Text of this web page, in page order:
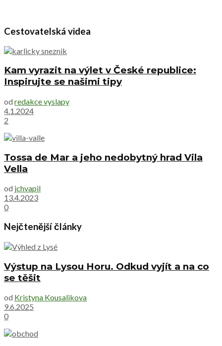
Cestovatelská videa
Kam vyrazit na výlet v České republice:
Inspirujte se našimi tipy
od redakce vyslapy
4.1.2024
2
Tossa de Mar a jeho nedobytný hrad Vila
Vella
od jchvapil
13.4.2023
0
Nejčtenější články
Výstup na Lysou Horu. Odkud vyjít a na co
se těšit
od Kristyna Kousalikova
9.6.2025
0